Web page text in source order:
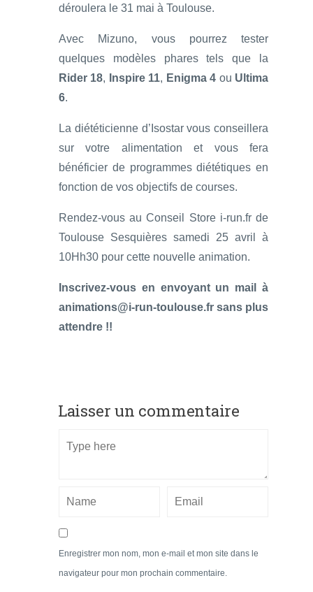
déroulera le 31 mai à Toulouse.
Avec Mizuno, vous pourrez tester
quelques modèles phares tels que la
Rider 18, Inspire 11, Enigma 4 ou Ultima
6.
La diététicienne d’Isostar vous conseillera
sur votre alimentation et vous fera
bénéficier de programmes diététiques en
fonction de vos objectifs de courses.
Rendez-vous au Conseil Store i-run.fr de
Toulouse Sesquières samedi 25 avril à
10Hh30 pour cette nouvelle animation.
Inscrivez-vous en envoyant un mail à
animations@i-run-toulouse.fr sans plus
attendre !!
Laisser un commentaire
Enregistrer mon nom, mon e-mail et mon site dans le
navigateur pour mon prochain commentaire.